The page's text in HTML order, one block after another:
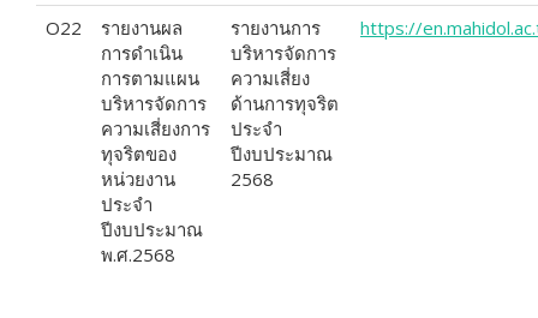
O22
รายงานผล
การดำเนิน
การตามแผน
บริหารจัดการ
ความเสี่ยงการ
ทุจริตของ
หน่วยงาน
ประจำ
ปีงบประมาณ
พ.ศ.2568
รายงานการ
บริหารจัดการ
ความเสี่ยง
ด้านการทุจริต
ประจำ
ปีงบประมาณ
2568
https://en.mahidol.ac.